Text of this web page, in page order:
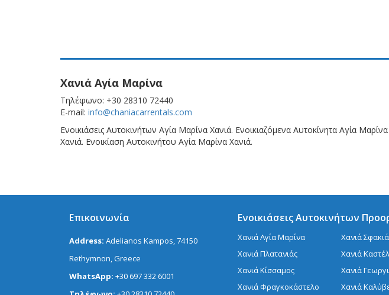
Χανιά Αγία Μαρίνα
Τηλέφωνο: +30 28310 72440
E-mail: info@chaniacarrentals.com
Ενοικιάσεις Αυτοκινήτων Αγία Μαρίνα Χανιά. Ενοικιαζόμενα Αυτοκίνητα Αγία Μαρίνα
Χανιά. Ενοικίαση Αυτοκινήτου Αγία Μαρίνα Χανιά.
Επικοινωνία
Address: Adelianos Kampos, 74150
Rethymnon, Greece
WhatsApp: +30 697 332 6001
Ενοικιάσεις Αυτοκινήτων
Χανιά Αγία Μαρίνα
Χανιά Σφακιά
Χανιά Πλατανιάς
Χανιά
Χανιά Κίσσαμος
Χανιά
Χανιά Φραγκοκάστελο
Χανιά